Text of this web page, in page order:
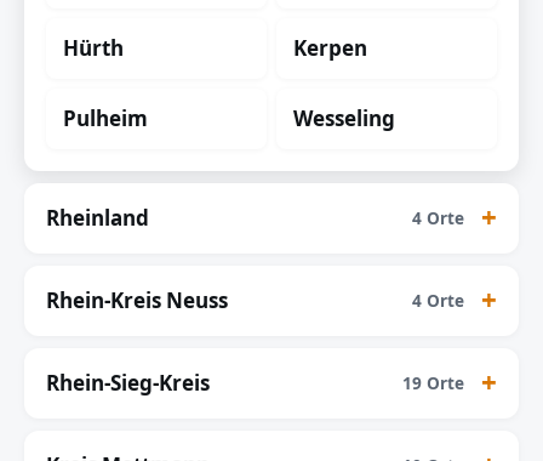
Hürth Kerpen
Pulheim Wesseling
Rheinland 4 Orte
Rhein-Kreis Neuss 4 Orte
Rhein-Sieg-Kreis 19 Orte